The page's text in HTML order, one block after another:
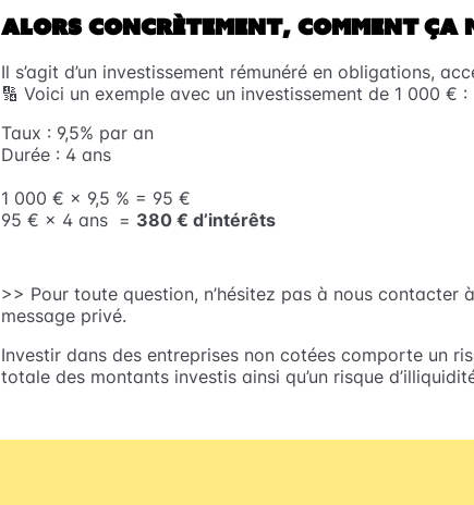
ALORS CONCRÈTEMENT, COMMENT ÇA
Il s’agit d’un investissement rémunéré en obligations,
🔢 Voici un exemple avec un investissement de 1 000 € :
Taux : 9,5% par an
Durée : 4 ans
1 000 € × 9,5 % = 95 €
95 € × 4 ans = 380 € d’intérêts
>> Pour toute question, n’hésitez pas à nous contacter à
message privé.
Investir dans des entreprises non cotées comporte un
totale des montants investis ainsi qu’un risque